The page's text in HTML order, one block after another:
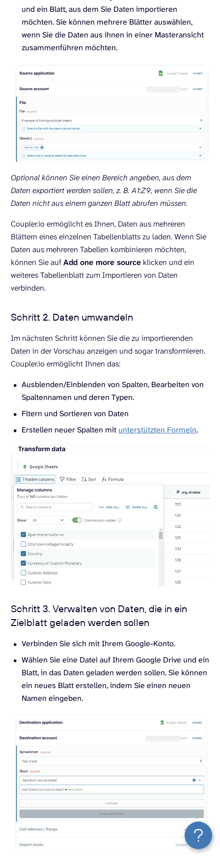
und ein Blatt, aus dem Sie Daten importieren
möchten. Sie können mehrere Blätter auswählen,
wenn Sie die Daten aus ihnen in einer Masteransicht
zusammenführen möchten.
Optional können Sie einen Bereich angeben, aus dem
Daten exportiert werden sollen, z. B. A1:Z9, wenn Sie die
Daten nicht aus einem ganzen Blatt abrufen müssen.
Coupler.io ermöglicht es Ihnen, Daten aus mehreren
Blättern eines einzelnen Tabellenblatts zu laden. Wenn Sie
Daten aus mehreren Tabellen kombinieren möchten,
können Sie aufAdd one more source klicken und ein
weiteres Tabellenblatt zum Importieren von Daten
verbinden.
Schritt 2. Daten umwandeln
Im nächsten Schritt können Sie die zu importierenden
Daten in der Vorschau anzeigen und sogar transformieren.
Coupler.io ermöglicht Ihnen das:
Ausblenden/Einblenden von Spalten, Bearbeiten von
Spaltennamen und deren Typen.
Fltern und Sortieren von Daten
Erstellen neuer Spalten mit unterstützten Formeln.
Schritt 3. Verwalten von Daten, die in ein
Zielblatt geladen werden sollen
Verbinden Sie sich mit Ihrem Google-Konto.
Wählen Sie eine Datei auf Ihrem Google Drive und ein
Blatt, in das Daten geladen werden sollen. Sie können
ein neues Blatt erstellen, indem Sie einen neuen
Namen eingeben.